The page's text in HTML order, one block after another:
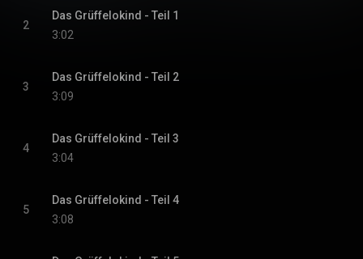
2
Das Grüffelokind - Teil 1
3:02
3
Das Grüffelokind - Teil 2
3:09
4
Das Grüffelokind - Teil 3
3:04
5
Das Grüffelokind - Teil 4
3:08